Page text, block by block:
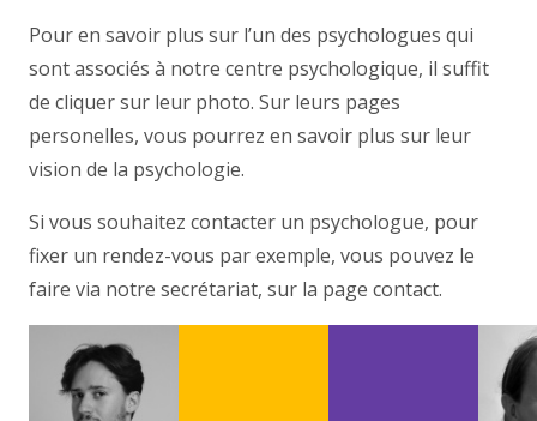
Pour en savoir plus sur l’un des psychologues qui
sont associés à notre centre psychologique, il suffit
de cliquer sur leur photo. Sur leurs pages
personelles, vous pourrez en savoir plus sur leur
vision de la psychologie.
Si vous souhaitez contacter un psychologue, pour
fixer un rendez-vous par exemple, vous pouvez le
faire via notre secrétariat, sur la page contact.